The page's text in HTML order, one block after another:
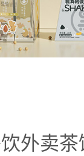
外卖茶